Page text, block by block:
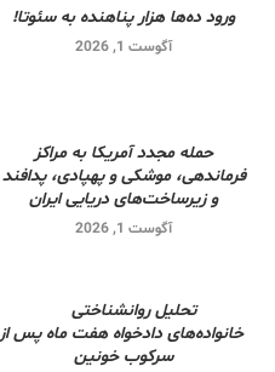
ورود ده‌ها هزار پناهنده به سئوتا!
آگوست 1, 2026
حمله مجدد آمریکا به مراکز
فرماندهی، موشکی و پهپادی، پدافند
و زیرساخت‌های دریایی ایران
آگوست 1, 2026
تحلیل روانشناختی
خانواده‌های دادخواه هفت ماه پس از
سرکوب خونین